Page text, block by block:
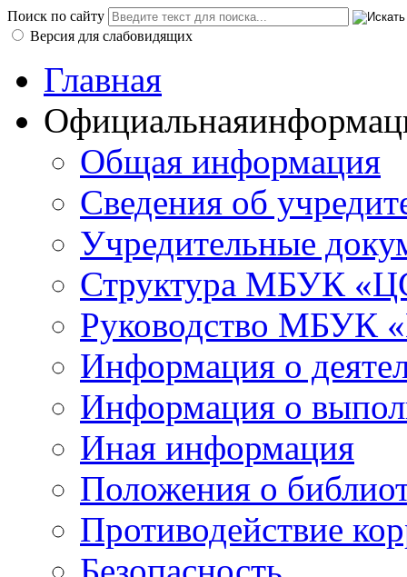
Поиск по сайту
Версия для слабовидящих
Главная
Официальная
Общая информация
Сведения об
Учредительные
Структура МБУК
Руководство МБУК
Информация о
Информация о
Иная информация
Положения о
Противодействие